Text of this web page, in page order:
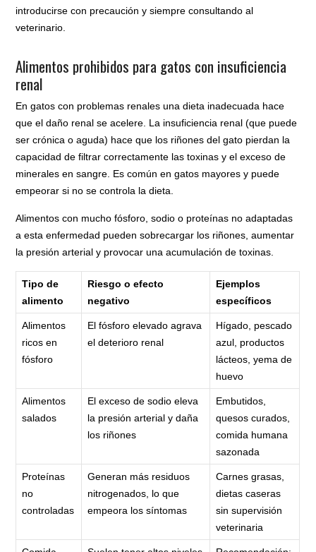
introducirse con precaución y siempre consultando al
veterinario.
Alimentos prohibidos para gatos con insuficiencia
renal
En gatos con problemas renales una dieta inadecuada hace
que el daño renal se acelere. La insuficiencia renal (que puede
ser crónica o aguda) hace que los riñones del gato pierdan la
capacidad de filtrar correctamente las toxinas y el exceso de
minerales en sangre. Es común en gatos mayores y puede
empeorar si no se controla la dieta.
Alimentos con mucho fósforo, sodio o proteínas no adaptadas
a esta enfermedad pueden sobrecargar los riñones, aumentar
la presión arterial y provocar una acumulación de toxinas.
Tipo de
alimento
Riesgo o efecto
negativo
Ejemplos
específicos
Alimentos
ricos en
fósforo
El fósforo elevado agrava
el deterioro renal
Hígado, pescado
azul, productos
lácteos, yema de
huevo
Alimentos
salados
El exceso de sodio eleva
la presión arterial y daña
los riñones
Embutidos,
quesos curados,
comida humana
sazonada
Proteínas
no
controladas
Generan más residuos
nitrogenados, lo que
empeora los síntomas
Carnes grasas,
dietas caseras
sin supervisión
veterinaria